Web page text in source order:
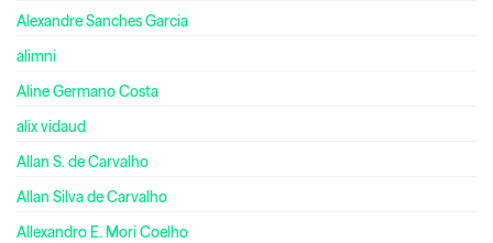
Alexandre Sanches Garcia
alimni
Aline Germano Costa
alix vidaud
Allan S. de Carvalho
Allan Silva de Carvalho
Allexandro E. Mori Coelho